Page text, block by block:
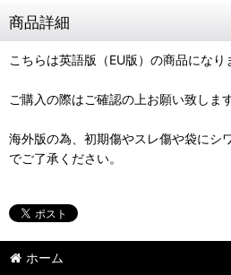
商品詳細
こちらは英語版（EU版）の商品になり
ご購入の際はご確認の上お願い致します
海外版の為、初期傷やスレ傷や袋にシ
でご了承ください。
ホーム